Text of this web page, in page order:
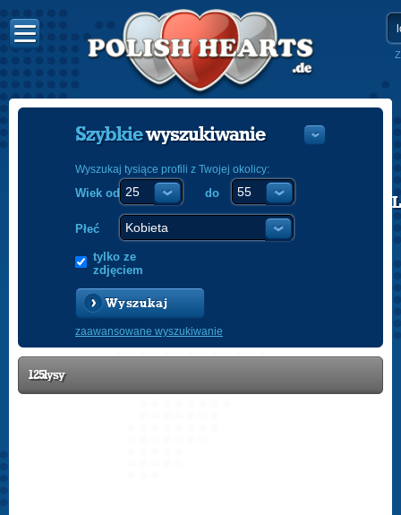
POLISH
Szybkiewyszukiwanie
Wyszukaj tysiące profili z Twojej okolicy:
Wiek od do
Płeć
tylko ze
zdjęciem
Wyszukaj
zaawansowane wyszukiwanie
125lysy